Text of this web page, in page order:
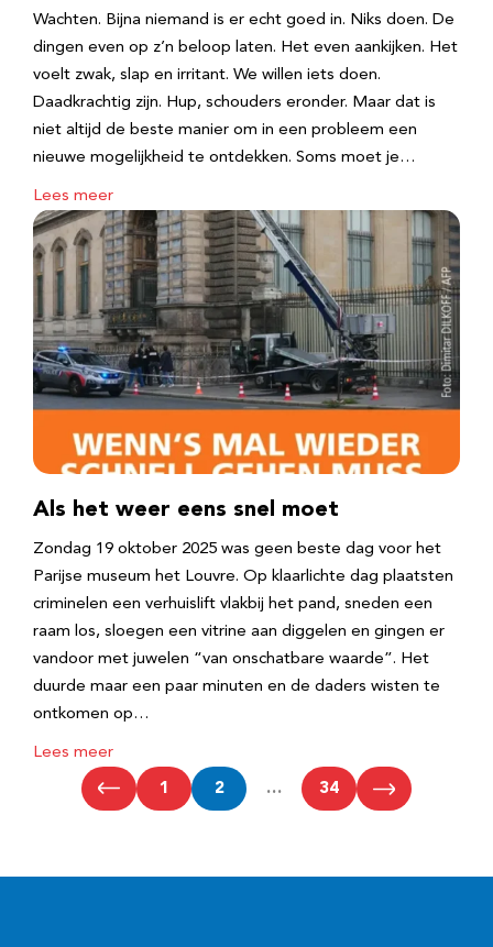
Wachten. Bijna niemand is er echt goed in. Niks doen. De
dingen even op z’n beloop laten. Het even aankijken. Het
voelt zwak, slap en irritant. We willen iets doen.
Daadkrachtig zijn. Hup, schouders eronder. Maar dat is
niet altijd de beste manier om in een probleem een
nieuwe mogelijkheid te ontdekken. Soms moet je…
Lees meer
Als het weer eens snel moet
Zondag 19 oktober 2025 was geen beste dag voor het
Parijse museum het Louvre. Op klaarlichte dag plaatsten
criminelen een verhuislift vlakbij het pand, sneden een
raam los, sloegen een vitrine aan diggelen en gingen er
vandoor met juwelen “van onschatbare waarde”. Het
duurde maar een paar minuten en de daders wisten te
ontkomen op…
Lees meer
1 2 … 34